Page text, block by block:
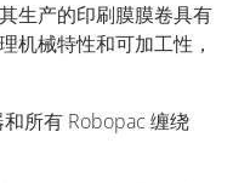
生产的印刷膜膜卷具有
机械特性和可加工性，
所有 Robopac 缠绕